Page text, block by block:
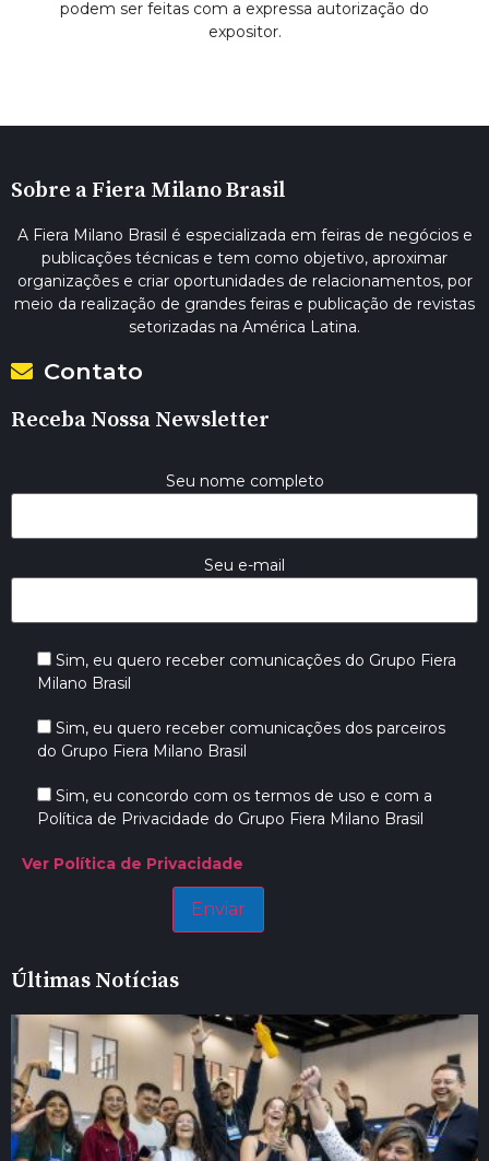
podem ser feitas com a expressa autorização do
expositor.
Sobre a Fiera Milano Brasil
A Fiera Milano Brasil é especializada em feiras de negócios e
publicações técnicas e tem como objetivo, aproximar
organizações e criar oportunidades de relacionamentos, por
meio da realização de grandes feiras e publicação de revistas
setorizadas na América Latina.
Contato
Receba Nossa Newsletter
Seu nome completo
Seu e-mail
Sim, eu quero receber comunicações do Grupo Fiera
Milano Brasil
Sim, eu quero receber comunicações dos parceiros
do Grupo Fiera Milano Brasil
Sim, eu concordo com os termos de uso e com a
Política de Privacidade do Grupo Fiera Milano Brasil
Ver Política de Privacidade
Últimas Notícias